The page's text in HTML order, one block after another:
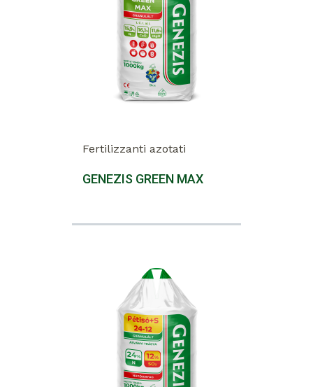
Fertilizzanti azotati
GENEZIS GREEN MAX